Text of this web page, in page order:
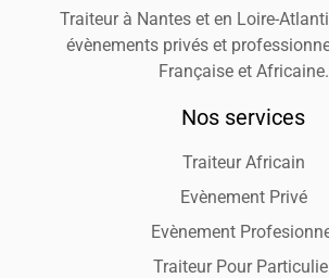
Traiteur à Nantes et en Loire-
évènements privés et
Française et Africaine.
Nos services
Traiteur Africain
Evènement Privé
Evènement
Traiteur Pour